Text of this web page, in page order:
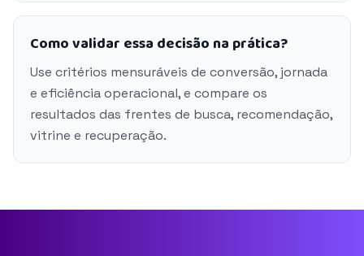
Como validar essa decisão na prática?
Use critérios mensuráveis de conversão, jornada
e eficiência operacional, e compare os
resultados das frentes de busca, recomendação,
vitrine e recuperação.